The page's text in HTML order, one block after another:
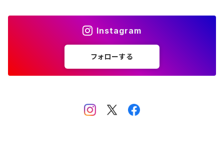
OAkley オークリー
オークリー ケース パーツ
PAUL＆JOE ポール＆ジョー
ニューバランス NEWBALANCE
ポルシェデザイン PORSCHE DESIGN
サングラス
Instagram
フォローする